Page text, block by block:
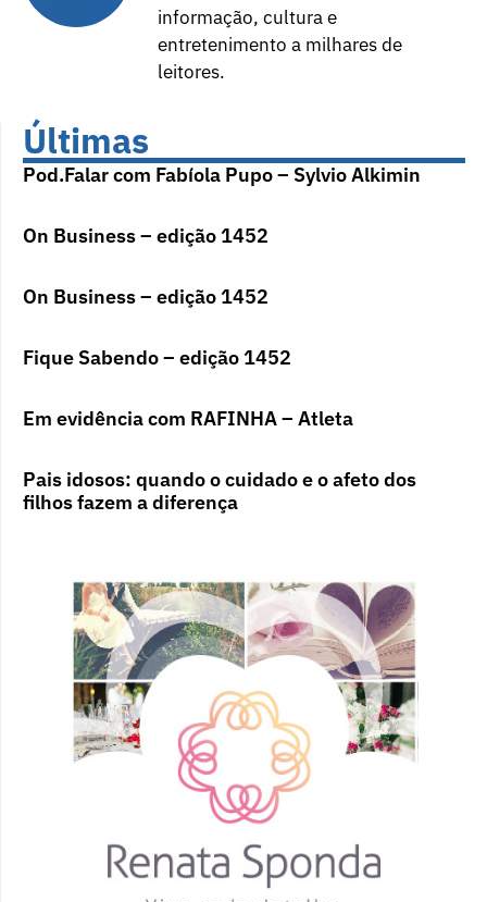
informação, cultura e
entretenimento a milhares de
leitores.
Últimas
Pod.Falar com Fabíola Pupo – Sylvio Alkimin
On Business – edição 1452
On Business – edição 1452
Fique Sabendo – edição 1452
Em evidência com RAFINHA – Atleta
Pais idosos: quando o cuidado e o afeto dos
filhos fazem a diferença